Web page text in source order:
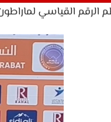
الرقم القياسي